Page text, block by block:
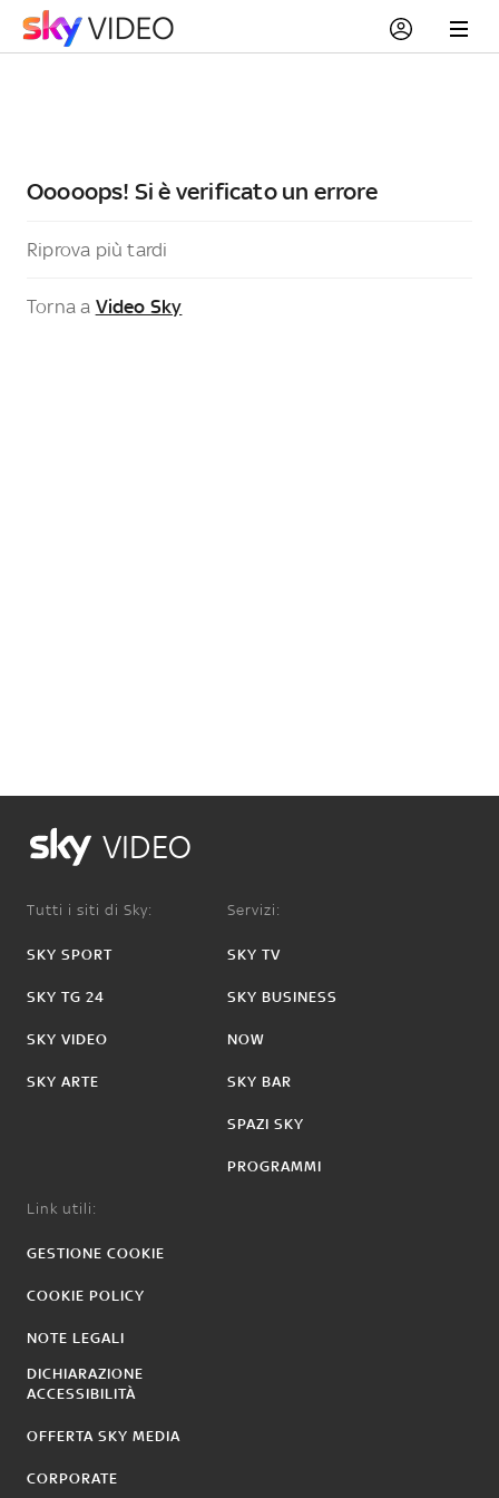
Ooooops! Si è verificato un errore
Riprova più tardi
Torna a Video Sky
VIDEO
Tutti i siti di Sky:
SKY SPORT
SKY TG 24
SKY VIDEO
SKY ARTE
Servizi:
SKY TV
SKY BUSINESS
NOW
SKY BAR
SPAZI SKY
PROGRAMMI
Link utili:
GESTIONE COOKIE
COOKIE POLICY
NOTE LEGALI
DICHIARAZIONE
ACCESSIBILITÀ
OFFERTA SKY MEDIA
CORPORATE